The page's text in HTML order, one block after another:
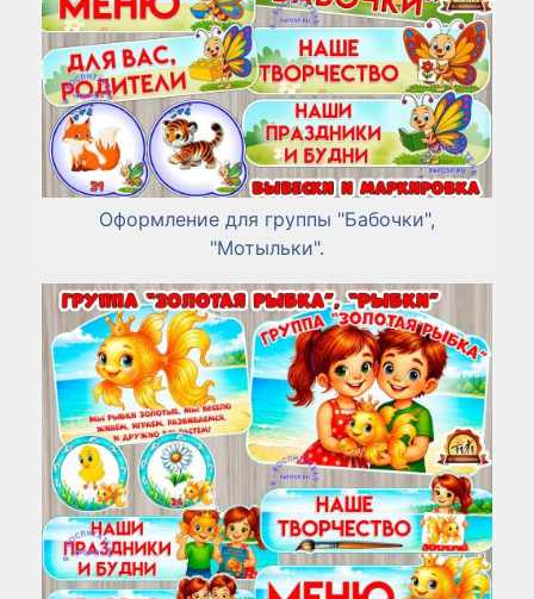
Оформление для группы "Бабочки",
"Мотыльки".